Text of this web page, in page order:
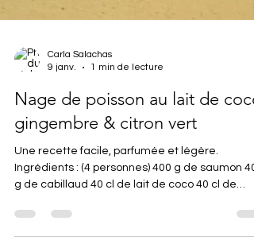
Carla Salachas
Nage de poisson au lait de